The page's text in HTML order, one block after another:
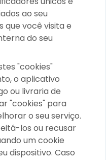
ao seu
que você visita e
do seu
"cookies"
o aplicativo
ou livraria de
"cookies" para
o seu serviço.
los ou recusar
um cookie
dispositivo. Caso